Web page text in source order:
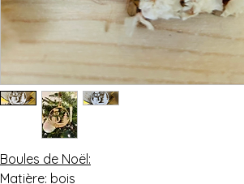
Boules de Noël:
Matière: bois